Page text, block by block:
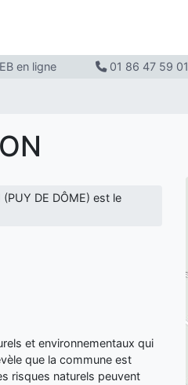
en ligne 01 86 47 59 01
DE DÔME) est le
et environnementaux qui
que la commune est
risques naturels peuvent